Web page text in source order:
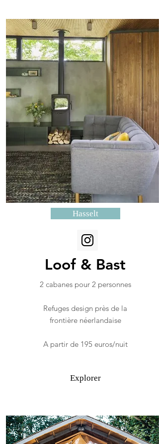
Hasselt
Loof & Bast
2 cabanes pour 2 personnes
Refuges design près de la
frontière néerlandaise
A partir de 195 euros/nuit
Explorer